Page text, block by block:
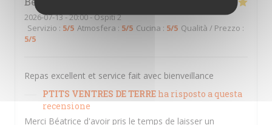
2026-07-13- 20:00 - Ospiti 2
Servizio : 5/5 Atmosfera : 5/5 Cucina : 5/5 Qualità / Prezzo :
5/5
Repas excellent et service fait avec bienveillance
PTITS VENTRES DE TERRE ha risposto a questa
recensione
Merci Béatrice d'avoir pris le temps de laisser un